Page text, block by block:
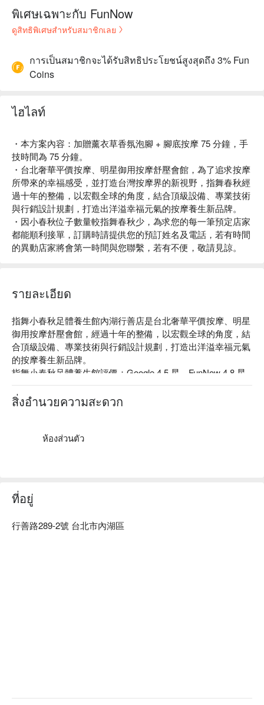
พิเศษเฉพาะกับ FunNow
ดูสิทธิพิเศษสำหรับสมาชิกเลย
การเป็นสมาชิกจะได้รับสิทธิประโยชน์สูงสุดถึง 3% Fun
Coins
ไฮไลท์
・本方案內容：加贈薰衣草香氛泡腳 + 腳底按摩 75 分鐘，手
技時間為 75 分鐘。
・台北奢華平價按摩、明星御用按摩舒壓會館，為了追求按摩
所帶來的幸福感受，並打造台灣按摩界的新視野，指舞春秋經
過十年的整備，以宏觀全球的角度，結合頂級設備、專業技術
與行銷設計規劃，打造出洋溢幸福元氣的按摩養生新品牌。
・因小春秋位子數量較指舞春秋少，為求您的每一筆預定店家
都能順利接單，訂購時請提供您的預訂姓名及電話，若有時間
的異動店家將會第一時間與您聯繫，若有不便，敬請見諒。
รายละเอียด
指舞小春秋足體養生館內湖行善店是台北奢華平價按摩、明星
御用按摩舒壓會館，經過十年的整備，以宏觀全球的角度，結
合頂級設備、專業技術與行銷設計規劃，打造出洋溢幸福元氣
的按摩養生新品牌。
指舞小春秋足體養生館評價：Google 4.5 星、FunNow 4.8 星
指舞小春秋足體養生館是最早導入「 流程管理 」的按摩店，
確保客人任何時段來，都能享有一致的服務。
สิ่งอำนวยความสะดวก
ห้องส่วนตัว
ที่อยู่
行善路289-2號 台北市內湖區